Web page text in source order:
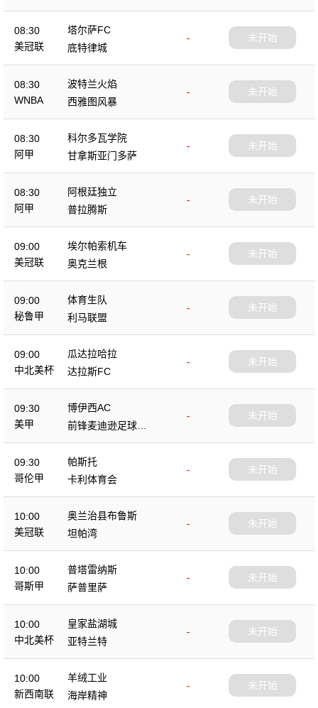
08:30
美冠联
塔尔萨FC
-
底特律城
未开始
08:30
WNBA
波特兰火焰
-
西雅图风暴
未开始
08:30
阿甲
科尔多瓦学院
-
甘拿斯亚门多萨
未开始
08:30
阿甲
阿根廷独立
-
普拉腾斯
未开始
09:00
美冠联
埃尔帕索机车
-
奥克兰根
未开始
09:00
秘鲁甲
体育生队
-
利马联盟
未开始
09:00
中北美杯
瓜达拉哈拉
-
达拉斯FC
未开始
09:30
美甲
博伊西AC
-
前锋麦迪逊足球俱
乐部
未开始
09:30
哥伦甲
帕斯托
-
卡利体育会
未开始
10:00
美冠联
奥兰治县布鲁斯
-
坦帕湾
未开始
10:00
哥斯甲
普塔雷纳斯
-
萨普里萨
未开始
10:00
中北美杯
皇家盐湖城
-
亚特兰特
未开始
10:00
新西南联
羊绒工业
-
海岸精神
未开始